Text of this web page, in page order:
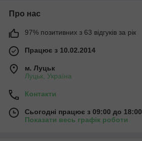
Про нас
97% позитивних з 63 відгуків за рік
Працює з 10.02.2014
м. Луцьк
Луцьк, Україна
Контакти
Сьогодні працює з 09:00 до 18:00
Показати весь графік роботи